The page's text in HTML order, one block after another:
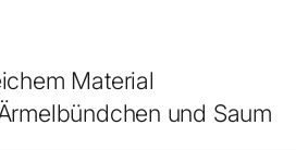
Material
und Saum